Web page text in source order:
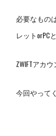
必要なもの
レットorPCと
ZWIFTアカ
今回やってく